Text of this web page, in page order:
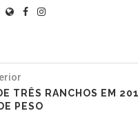
TRÊS RANCHOS EM
PESO